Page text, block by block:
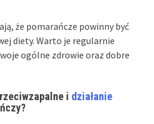
że pomarańcze powinny być
diety. Warto je regularnie
ogólne zdrowie oraz dobre
i działanie